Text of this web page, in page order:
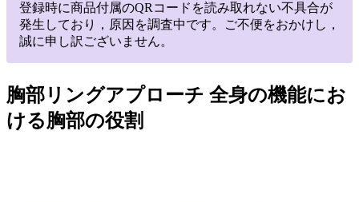
登録時に商品付属のQRコードを読み取れない不具合が
発生しており，原因を調査中です。ご不便をおかけし，
誠に申し訳ございません。
胸部リングアプローチ 全身の機能にお
ける胸部の役割